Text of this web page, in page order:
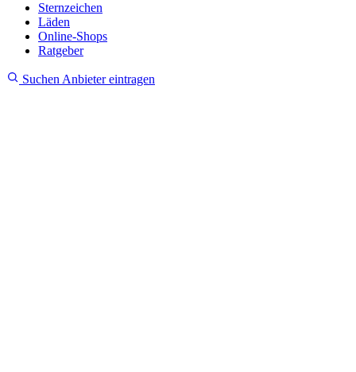
Sternzeichen
Läden
Online-Shops
Ratgeber
Suchen Anbieter eintragen